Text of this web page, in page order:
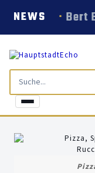
NEWS Bert